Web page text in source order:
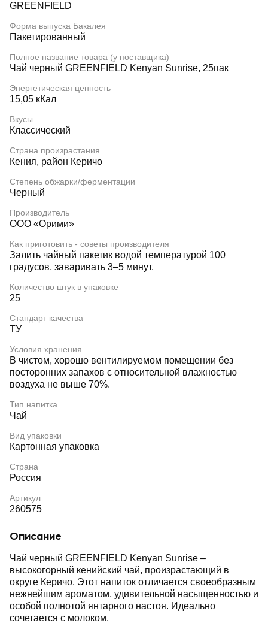
GREENFIELD
Форма выпуска Бакалея
Пакетированный
Полное название товара (у поставщика)
Чай черный GREENFIELD Kenyan Sunrise, 25пак
Энергетическая ценность
15,05 кКал
Вкусы
Классический
Страна произрастания
Кения, район Керичо
Степень обжарки/ферментации
Черный
Производитель
ООО «Орими»
Как приготовить - советы производителя
Залить чайный пакетик водой температурой 100
градусов, заваривать 3–5 минут.
Количество штук в упаковке
25
Стандарт качества
ТУ
Условия хранения
В чистом, хорошо вентилируемом помещении без
посторонних запахов с относительной влажностью
воздуха не выше 70%.
Тип напитка
Чай
Вид упаковки
Картонная упаковка
Страна
Россия
Артикул
260575
Описание
Чай черный GREENFIELD Kenyan Sunrise –
высокогорный кенийский чай, произрастающий в
округе Керичо. Этот напиток отличается своеобразным
нежнейшим ароматом, удивительной насыщенностью и
особой полнотой янтарного настоя. Идеально
сочетается с молоком.